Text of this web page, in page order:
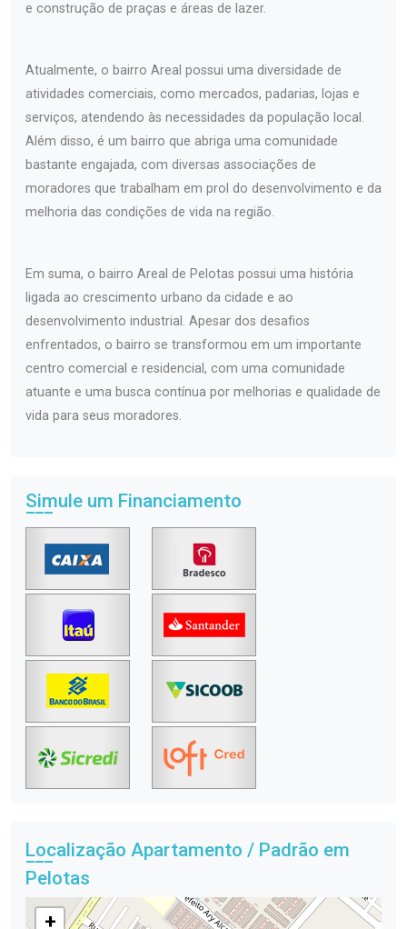
e construção de praças e áreas de lazer.
Atualmente, o bairro Areal possui uma diversidade de
atividades comerciais, como mercados, padarias, lojas e
serviços, atendendo às necessidades da população local.
Além disso, é um bairro que abriga uma comunidade
bastante engajada, com diversas associações de
moradores que trabalham em prol do desenvolvimento e da
melhoria das condições de vida na região.
Em suma, o bairro Areal de Pelotas possui uma história
ligada ao crescimento urbano da cidade e ao
desenvolvimento industrial. Apesar dos desafios
enfrentados, o bairro se transformou em um importante
centro comercial e residencial, com uma comunidade
atuante e uma busca contínua por melhorias e qualidade de
vida para seus moradores.
Simule um Financiamento
Localização Apartamento / Padrão em
Pelotas
+